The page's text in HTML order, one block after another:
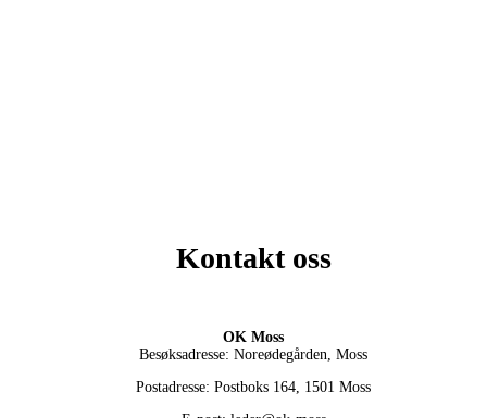
Kontakt oss
OK Moss
Besøksadresse: Noreødegården, Moss
Postadresse: Postboks 164, 1501 Moss